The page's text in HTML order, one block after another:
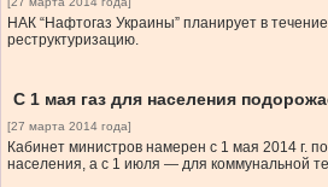
НАК “Нафтогаз Украины” планирует в
реструктуризацию.
С 1 мая газ для населения
[27 марта 2014 года]
Кабинет министров намерен с 1 мая 2014 г.
населения, а с 1 июля — для коммунальной